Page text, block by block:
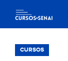
CURSOS